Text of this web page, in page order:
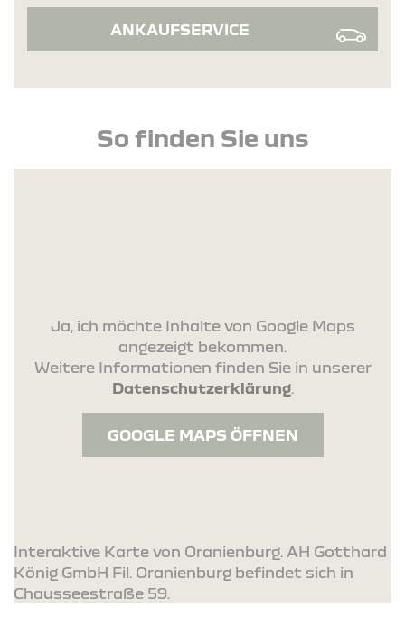
ANKAUFSERVICE
So finden Sie uns
Ja, ich möchte Inhalte von Google Maps
angezeigt bekommen.
Weitere Informationen finden Sie in unserer
Datenschutzerklärung.
GOOGLE MAPS ÖFFNEN
Interaktive Karte von Oranienburg. AH Gotthard
König GmbH Fil. Oranienburg befindet sich in
Chausseestraße 59.